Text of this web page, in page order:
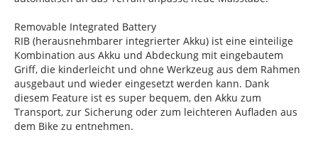
Removable Integrated Battery
RIB (herausnehmbarer integrierter Akku) ist eine einteilige
Kombination aus Akku und Abdeckung mit eingebautem
Griff, die kinderleicht und ohne Werkzeug aus dem Rahmen
ausgebaut und wieder eingesetzt werden kann. Dank
diesem Feature ist es super bequem, den Akku zum
Transport, zur Sicherung oder zum leichteren Aufladen aus
dem Bike zu entnehmen.